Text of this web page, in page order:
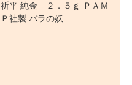
祈平 純金 ２．５ｇ ＰＡＭ
Ｐ社製 バラの妖...